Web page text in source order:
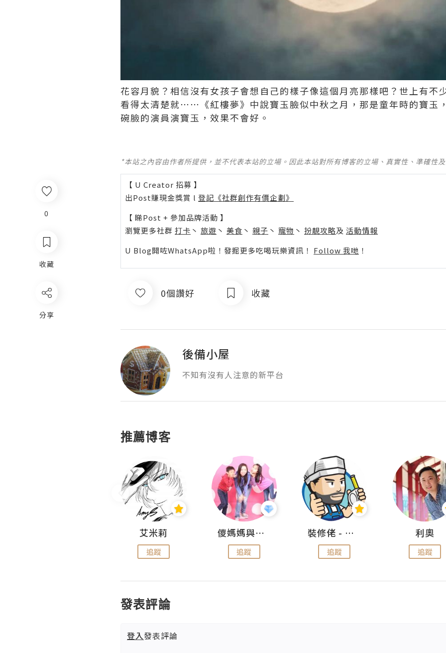
0
收藏
分享
花容月貌？相信沒有女孩子會想自己的樣子像這個月亮那樣吧？世上有不
看得太清楚就⋯⋯《紅樓夢》中說寶玉臉似中秋之月，那是童年時的寶玉
碗臉的演員演寶玉，效果不會好。 ​​​
*本站之內容由作者所提供，並不代表本站的立場。因此本站對所有博客的立場、真實性、準確性
【 U Creator 招募 】
出Post賺現金獎賞 l 登記《社群創作有價企劃》
【 睇Post + 參加品牌活動 】
瀏覽更多社群 打卡 丶 旅遊 丶 美食 丶 親子 丶 寵物 丶 扮靚攻略及 活動情報
U Blog開咗WhatsApp啦！發掘更多吃喝玩樂資訊！ Follow 我哋 ！
0個讚好 收藏
後備小屋
不知有沒有人注意的新平台
推薦博客
艾米莉
追蹤
儍媽媽與兩隻小魔怪之家
追蹤
裝修佬 - 香港一站式網上裝修平台
追蹤
利奧
追蹤
發表評論
登入發表評論